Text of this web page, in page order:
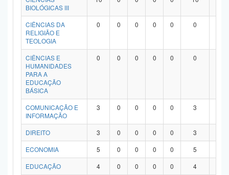
BIOLÓGICAS III
CIÊNCIAS DA
RELIGIÃO E
TEOLOGIA
0 0 0 0 0 0
CIÊNCIAS E
HUMANIDADES
PARA A
EDUCAÇÃO
BÁSICA
0 0 0 0 0 0
COMUNICAÇÃO E
INFORMAÇÃO
3 0 0 0 0 3
DIREITO 3 0 0 0 0 3
ECONOMIA
5 0 0 0 0 5
EDUCAÇÃO
4 0 0 0 0 4